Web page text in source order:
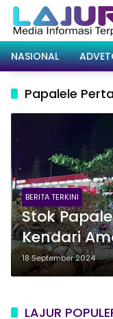
Langsung
konten
NASIONAL
Papalele
BERITA TERKINI
Stok
Kendari
dari SPBU
18 September 2024
LAJUR